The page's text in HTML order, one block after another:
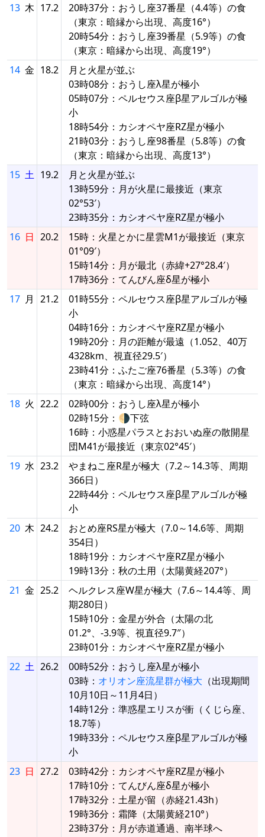
13 木 17.2
20時37分：おうし座37番星（4.4等）の食
（東京：暗縁から出現、高度16°）
20時54分：おうし座39番星（5.9等）の食
（東京：暗縁から出現、高度19°）
14 金 18.2
月と火星が並ぶ
03時08分：おうし座λ星が極小
05時07分：ペルセウス座β星アルゴルが極
小
18時54分：カシオペヤ座RZ星が極小
21時03分：おうし座98番星（5.8等）の食
（東京：暗縁から出現、高度13°）
15 土 19.2
月と火星が並ぶ
13時59分：月が火星に最接近（東京
02°53′）
23時35分：カシオペヤ座RZ星が極小
16 日 20.2
15時：火星とかに星雲M1が最接近（東京
01°09′）
15時14分：月が最北（赤緯+27°28.4′）
17時36分：てんびん座δ星が極小
17 月 21.2
01時55分：ペルセウス座β星アルゴルが極
小
04時16分：カシオペヤ座RZ星が極小
19時20分：月の距離が最遠（1.052、40万
4328km、視直径29.5′）
23時41分：ふたご座76番星（5.3等）の食
（東京：暗縁から出現、高度14°）
18 火 22.2
02時00分：おうし座λ星が極小
02時15分：🌗下弦
16時：小惑星パラスとおおいぬ座の散開星
団M41が最接近（東京02°45′）
19 水 23.2
やまねこ座R星が極大（7.2～14.3等、周期
366日）
22時44分：ペルセウス座β星アルゴルが極
小
20 木 24.2
おとめ座RS星が極大（7.0～14.6等、周期
354日）
18時19分：カシオペヤ座RZ星が極小
19時13分：秋の土用（太陽黄経207°）
21 金 25.2
ヘルクレス座W星が極大（7.6～14.4等、周
期280日）
15時10分：金星が外合（太陽の北
01.2°、-3.9等、視直径9.7″）
23時01分：カシオペヤ座RZ星が極小
22 土 26.2
00時52分：おうし座λ星が極小
03時： オリオン座流星群が極大 （出現期間
10月10日～11月4日）
14時12分：準惑星エリスが衝（くじら座、
18.7等）
19時33分：ペルセウス座β星アルゴルが極
小
23 日 27.2
03時42分：カシオペヤ座RZ星が極小
17時10分：てんびん座δ星が極小
17時32分：土星が留（赤経21.43h）
19時36分：霜降（太陽黄経210°）
23時37分：月が赤道通過、南半球へ